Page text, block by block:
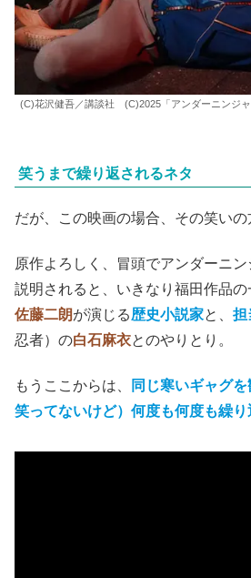
(C)花沢健吾／講談社 (C)2025「アンダーニンジ
笑うまで繰り返されるネタ
だが、この映画の場合、その笑いの
原作よろしく、冒頭でアンダーニ
説明されると、いきなり福田作品
佐藤二朗が演じる歴史小説家と、 担
忍者）の白石麻衣とのやりとり。
もうここからは、
同じ寒いギャグ
笑ってないけど）何度も何度も繰り